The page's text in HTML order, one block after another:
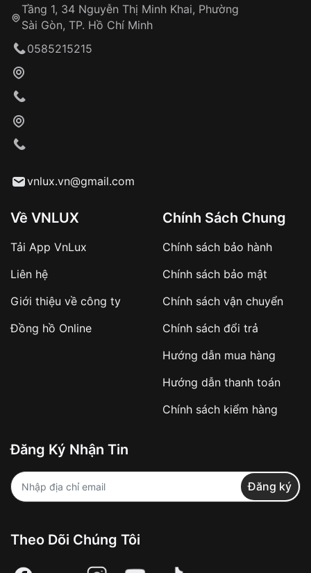
Tầng 1, 34 Nguyễn Thị Minh Khai, Phường
Sài Gòn, TP. Hồ Chí Minh
0585215215
vnlux.vn@gmail.com
Về VNLUX
Tải App VnLux
Liên hệ
Giới thiệu về công ty
Đồng hồ Online
Chính Sách Chung
Chính sách bảo hành
Chính sách bảo mật
Chính sách vận chuyển
Chính sách đổi trả
Hướng dẫn mua hàng
Hướng dẫn thanh toán
Chính sách kiểm hàng
Đăng Ký Nhận Tin
Đăng ký
Theo Dõi Chúng Tôi